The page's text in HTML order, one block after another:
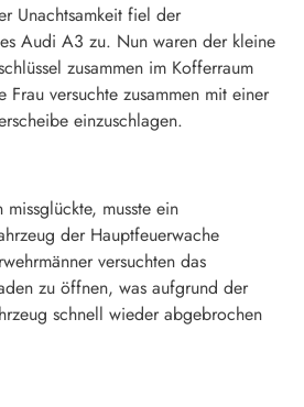
Unachtsamkeit fiel der
Audi A3 zu. Nun waren der kleine
zusammen im Kofferraum
versuchte zusammen mit einer
einzuschlagen.
musste ein
der Hauptfeuerwache
versuchten das
zu öffnen, was aufgrund der
schnell wieder abgebrochen